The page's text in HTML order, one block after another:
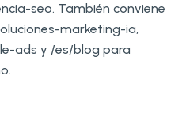
seo. También conviene
marketing-ia,
ads y /es/blog para